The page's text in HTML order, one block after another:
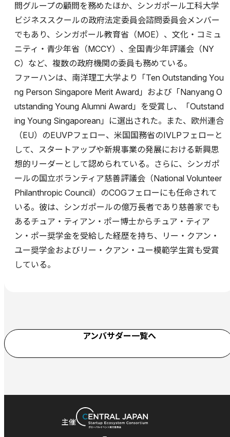
問グループの顧問を務めたほか、シンガポール工科大学
ビジネススクールの政府法定委員会諮問委員会メンバー
でもあり、シンガポール教育省（MOE）、文化・コミュ
ニティ・青少年省（MCCY）、全国青少年評議会（NY
C）など、複数の政府機関の委員も務めている。
ファーハンは、南洋理工大学より「Ten Outstanding You
ng Person Singapore Merit Award」および「Nanyang O
utstanding Young Alumni Award」を受賞し、「Outstand
ing Young Singaporean」に選出された。また、欧州連合
（EU）のEUVPフェロー、米国国務省のIVLPフェローと
して、スタートアップや新規事業の発展における新興思
想的リーダーとして認められている。さらに、シンガポ
ールの国立ボランティア慈善評議会（National Volunteer
Philanthropic Council）のCOGフェローにも任命されて
いる。彼は、シンガポールの億万長者であり慈善家でも
あるチュア・ティアン・ポー博士からチュア・ティア
ン・ポー奨学金を受給した経歴を持ち、リー・クアン・
ユー奨学金およびリー・クアン・ユー模範学生賞も受賞
している。
アンバサダー一覧へ
主催